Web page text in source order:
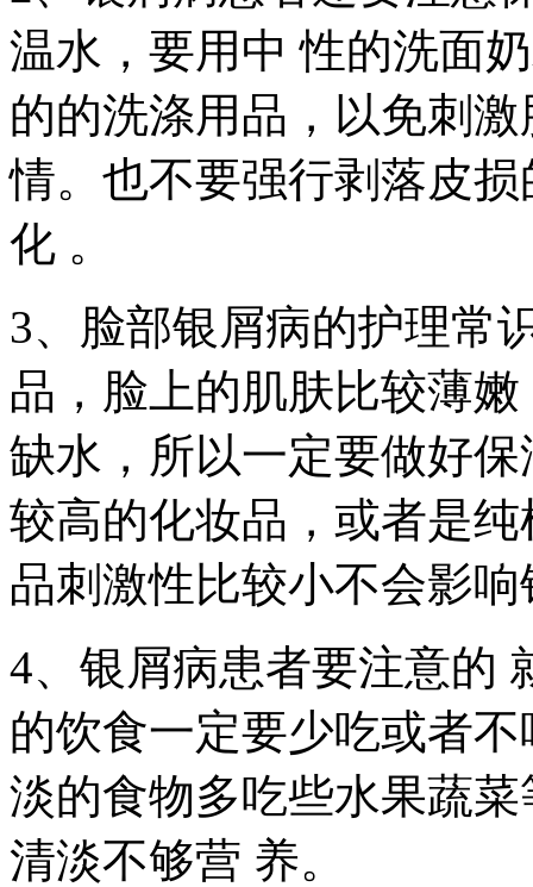
温水，要用中 性的洗面
的的洗涤用品，以免刺
情。也不要强行剥落皮
化 。
3、脸部银屑病的护理常
品，脸上的肌肤比较薄
缺水，所以一定要做好
较高的化妆品，或者是
品刺激性比较小不会影
4、银屑病患者要注意的
的饮食一定要少吃或者
淡的食物多吃些水果蔬
清淡不够营 养。